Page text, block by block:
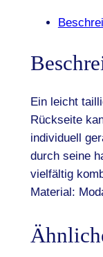
Ein leicht
Rückseite
individuell
durch seine
vielfältig
Material: